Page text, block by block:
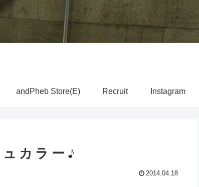
andPheb Store(E) Recruit Instagram
カラー♪
2014.04.18